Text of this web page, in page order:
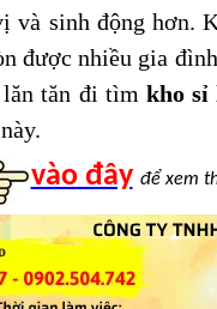
và sinh động hơn.
được nhiều gia
tăn đi tìm kho sỉ
vào đây để xem